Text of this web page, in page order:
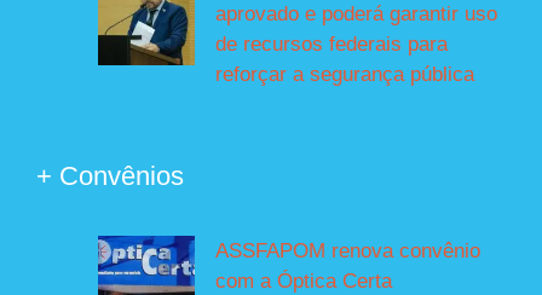
aprovado e poderá garantir uso
de recursos federais para
reforçar a segurança pública
+ Convênios
ASSFAPOM renova convênio
com a Óptica Certa